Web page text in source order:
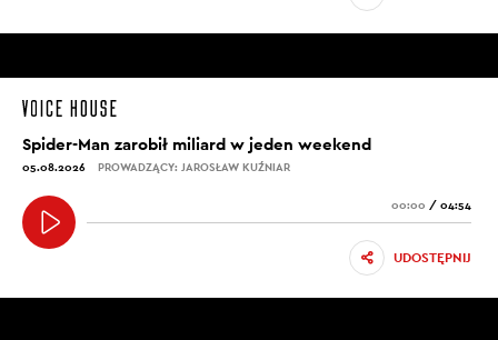
Spider-Man zarobił miliard w jeden weekend
05.08.2026 PROWADZĄCY: JAROSŁAW KUŹNIAR
00:00 / 04:54
UDOSTĘPNIJ